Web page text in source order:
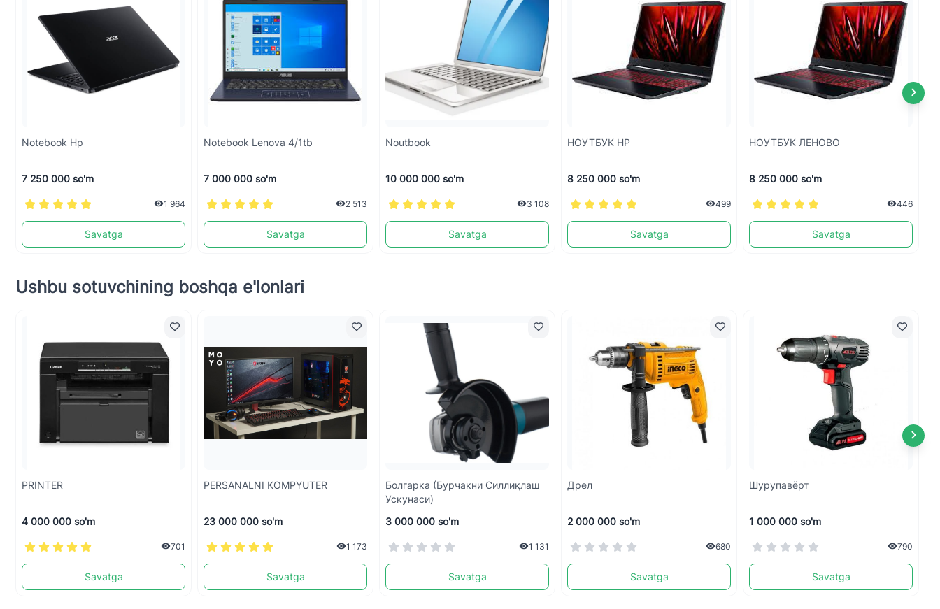
Notebook Hp
7 250 000 so'm
1 964
Savatga
Notebook Lenova 4/1tb
7 000 000 so'm
2 513
Savatga
Noutbook
10 000 000 so'm
3 108
Savatga
НОУТБУК HP
8 250 000 so'm
499
Savatga
НОУТБУК ЛЕНОВО
8 250 000 so'm
446
Savatga
Ushbu sotuvchining boshqa e'lonlari
PRINTЕR
4 000 000 so'm
701
Savatga
PERSANALNI KOMPYUTER
23 000 000 so'm
1 173
Savatga
Болгарка (бурчакни Силлиқлаш
Ускунаси)
3 000 000 so'm
1 131
Savatga
Дрел
2 000 000 so'm
680
Savatga
Шурупавёрт
1 000 000 so'm
790
Savatga